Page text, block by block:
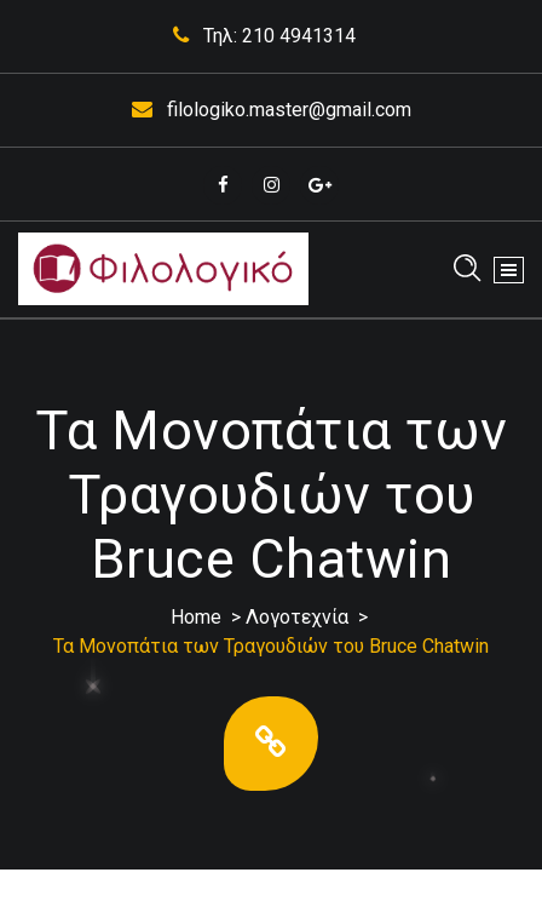
Τηλ: 210 4941314
filologiko.master@gmail.com
Έκθεσης Κορυδαλλός
Τα Μονοπάτια των
Τραγουδιών του
Bruce Chatwin
Home> Λογοτεχνία>
Τα Μονοπάτια των Τραγουδιών του Bruce Chatwin